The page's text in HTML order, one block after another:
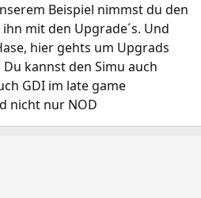
Beispiel nimmst du den
mit den Upgrade´s. Und
hier gehts um Upgrads
kannst den Simu auch
GDI im late game
nicht nur NOD